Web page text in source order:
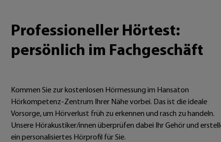
Professioneller Hörtest:
persönlich im Fachgeschäft
Kommen Sie zur kostenlosen Hörmessung im Hansaton
Hörkompetenz-Zentrum Ihrer Nähe vorbei. Das ist die ideale
Vorsorge, um Hörverlust früh zu erkennen und rasch zu handeln.
Unsere Hörakustiker/innen überprüfen dabei Ihr Gehör und
ein personalisiertes Hörprofil für Sie.